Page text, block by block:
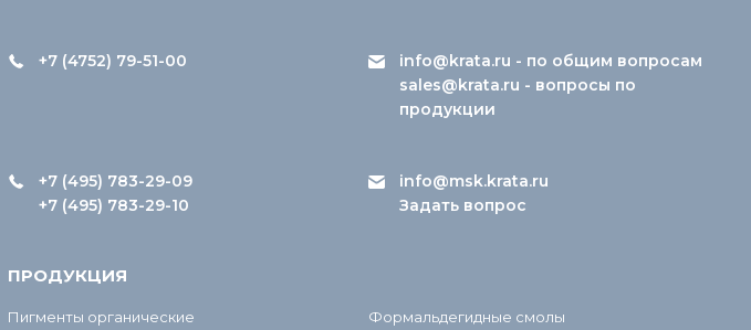
+7 (4752) 79-51-00 info@krata.ru - по общим вопросам
sales@krata.ru - вопросы по
продукции
+7 (495) 783-29-09
+7 (495) 783-29-10
info@msk.krata.ru
Задать вопрос
ПРОДУКЦИЯ
Пигменты органические
Формальдегидные смолы